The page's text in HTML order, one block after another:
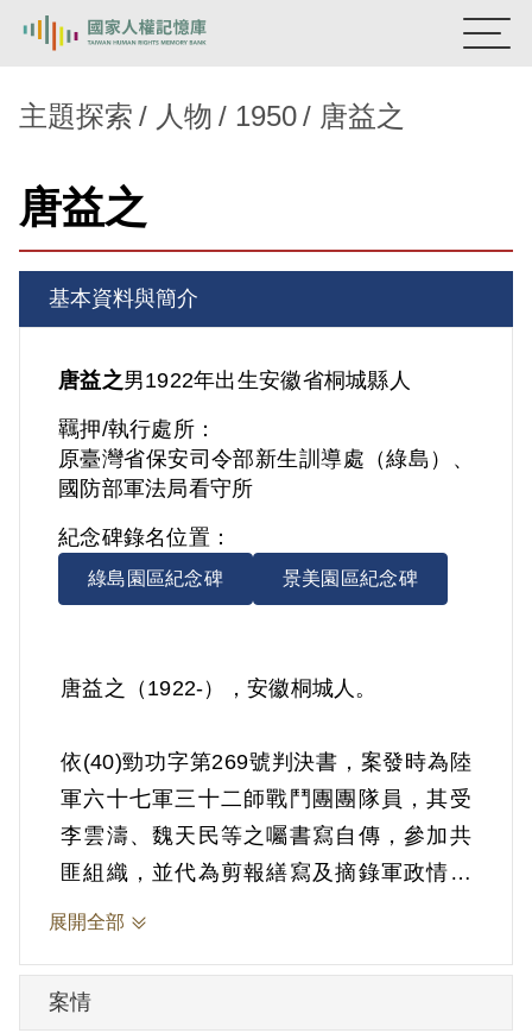
新生訓導處
主題探索
背景知識
關於我們
意見信箱
主題探索 人物 1950 唐益之
唐益之
基本資料與簡介
唐益之男1922年出生安徽省桐城縣人
羈押/執行處所：
原臺灣省保安司令部新生訓導處（綠島）、
國防部軍法局看守所
紀念碑錄名位置：
綠島園區紀念碑 景美園區紀念碑
唐益之（1922-），安徽桐城人。
依(40)勁功字第269號判決書，案發時為陸
軍六十七軍三十二師戰鬥團團隊員，其受
李雲濤、魏天民等之囑書寫自傳，參加共
匪組織，並代為剪報繕寫及摘錄軍政情報
等情。1950年10月8日被羈押。1951年經
月7日刑滿開釋。
展開全部
案情